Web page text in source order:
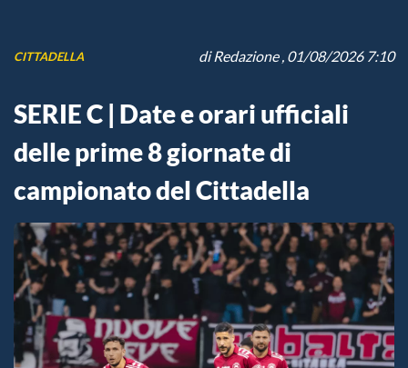
CITTADELLA diRedazione, 01/08/2026 7:10
SERIE C | Date e orari ufficiali
delle prime 8 giornate di
campionato del Cittadella